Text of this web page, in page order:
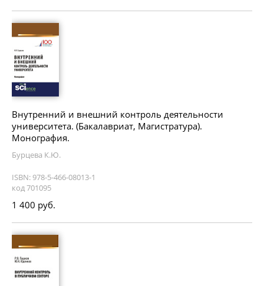
Внутренний и внешний контроль деятельности
университета. (Бакалавриат, Магистратура).
Монография.
Бурцева К.Ю.
ISBN: 978-5-466-08013-1
код 701095
1 400 руб.